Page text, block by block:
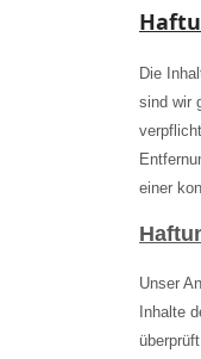
Die
sind wir
einer
Unser
Inhalte